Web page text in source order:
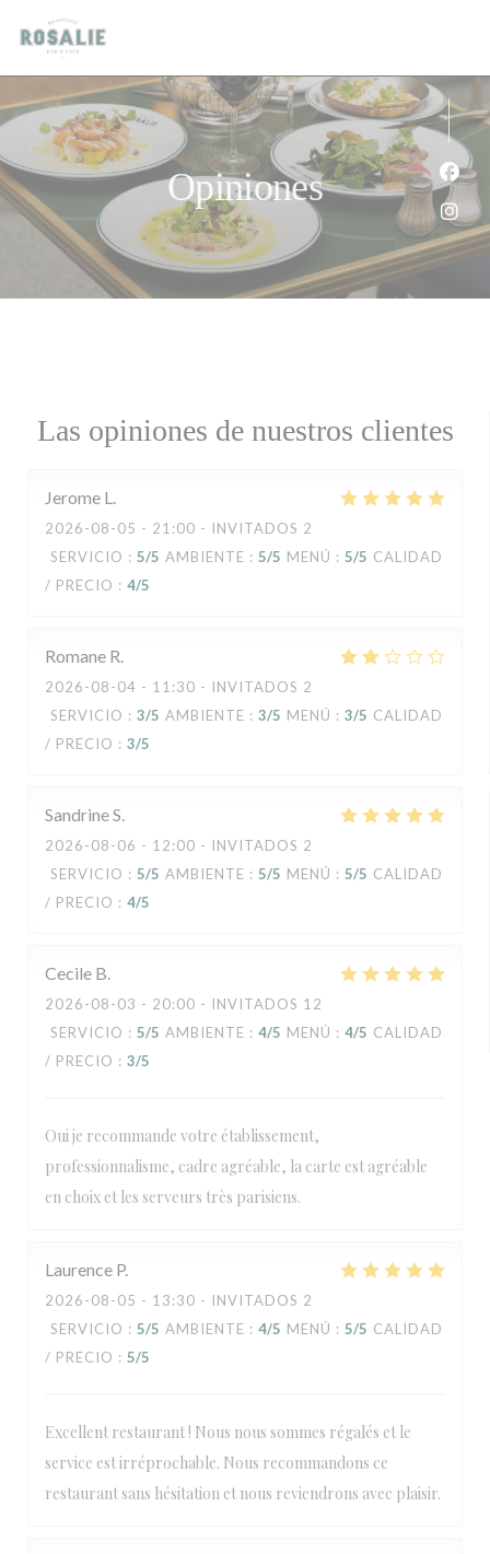
Personalización de sus opciones de cookies
Opiniones
Las opiniones de nuestros clientes
Jerome L
2026-08-05 - 21:00 - INVITADOS 2
SERVICIO : 5/5 AMBIENTE : 5/5 MENÚ : 5/5 CALIDAD
/ PRECIO : 4/5
Romane R
2026-08-04 - 11:30 - INVITADOS 2
SERVICIO : 3/5 AMBIENTE : 3/5 MENÚ : 3/5 CALIDAD
/ PRECIO : 3/5
SandrineS
2026-08-06 - 12:00 - INVITADOS 2
SERVICIO : 5/5 AMBIENTE : 5/5 MENÚ : 5/5 CALIDAD
/ PRECIO : 4/5
Cecile B
2026-08-03 - 20:00 - INVITADOS 12
SERVICIO : 5/5 AMBIENTE : 4/5 MENÚ : 4/5 CALIDAD
/ PRECIO : 3/5
Oui je recommande votre établissement,
professionnalisme, cadre agréable, la carte est agréable
en choix et les serveurs très parisiens.
Laurence P
2026-08-05 - 13:30 - INVITADOS 2
SERVICIO : 5/5 AMBIENTE : 4/5 MENÚ : 5/5 CALIDAD
/ PRECIO : 5/5
Excellent restaurant ! Nous nous sommes régalés et le
service est irréprochable. Nous recommandons ce
restaurant sans hésitation et nous reviendrons avec plaisir.